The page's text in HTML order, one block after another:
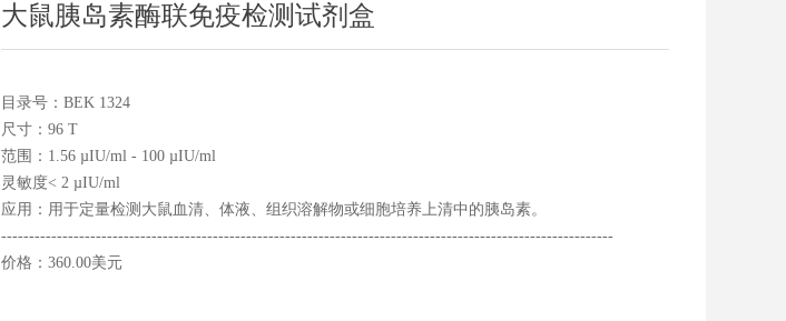
大鼠胰岛素酶联免疫检测试剂盒
目录号：BEK 1324
尺寸：96 T
范围：1.56 µIU/ml - 100 µIU/ml
灵敏度< 2 µIU/ml
应用：用于定量检测大鼠血清、体液、组织溶解物或细胞培养上清中的胰岛素。
--------------------------------------------------------------------------------------------------------------
价格：360.00美元